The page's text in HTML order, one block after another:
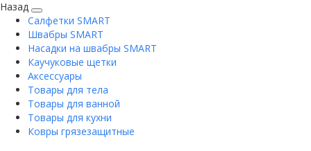
Назад
Салфетки SMART
Швабры SMART
Насадки на швабры SMART
Каучуковые щетки
Аксессуары
Товары для тела
Товары для ванной
Товары для кухни
Ковры грязезащитные